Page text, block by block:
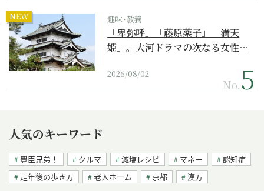
NEW 趣味･教養
「卑弥呼」「藤原薬子」「満天
姫」。大河ドラマの次なる女性…
2026/08/02
No.
人気のキーワード
豊臣兄弟！ クルマ 減塩レシピ マネー
認知症
定年後の歩き方
老人ホーム 京都 漢方